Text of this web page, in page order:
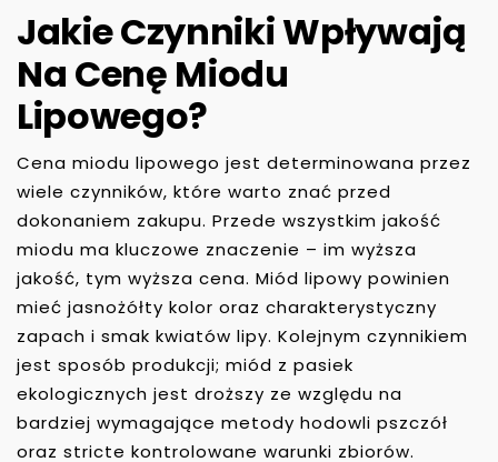
Jakie Czynniki Wpływają
Na Cenę Miodu
Lipowego?
Cena miodu lipowego jest determinowana przez
wiele czynników, które warto znać przed
dokonaniem zakupu. Przede wszystkim jakość
miodu ma kluczowe znaczenie – im wyższa
jakość, tym wyższa cena. Miód lipowy powinien
mieć jasnożółty kolor oraz charakterystyczny
zapach i smak kwiatów lipy. Kolejnym czynnikiem
jest sposób produkcji; miód z pasiek
ekologicznych jest droższy ze względu na
bardziej wymagające metody hodowli pszczół
oraz stricte kontrolowane warunki zbiorów.